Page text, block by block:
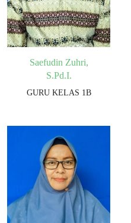
Saefudin Zuhri,
S.Pd.I.
GURU KELAS 1B